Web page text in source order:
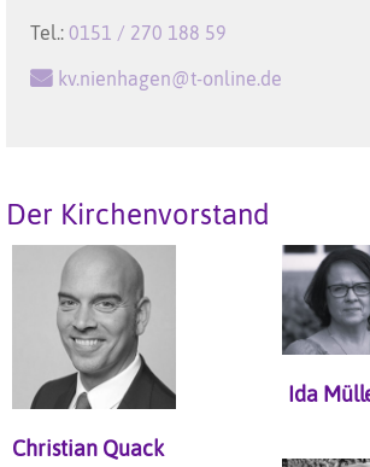
Tel.: 0151 / 270 188 59
kv.nienhagen@t-online.de
Der Kirchenvorstand
Christian Quack
Ida